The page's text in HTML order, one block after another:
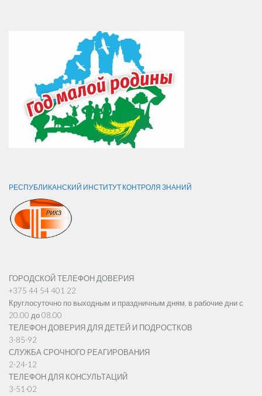
РЕСПУБЛИКАНСКИЙ ИНСТИТУТ КОНТРОЛЯ ЗНАНИЙ
ГОРОДСКОЙ ТЕЛЕФОН ДОВЕРИЯ
+375 44 54 401 22
Круглосуточно по выходным и праздничным дням, в рабочие дни с
20.00 до 08.00
ТЕЛЕФОН ДОВЕРИЯ ДЛЯ ДЕТЕЙ И ПОДРОСТКОВ
3-85-92
СЛУЖБА СРОЧНОГО РЕАГИРОВАНИЯ
2-24-12
ТЕЛЕФОН ДЛЯ КОНСУЛЬТАЦИЙ
3-51-02